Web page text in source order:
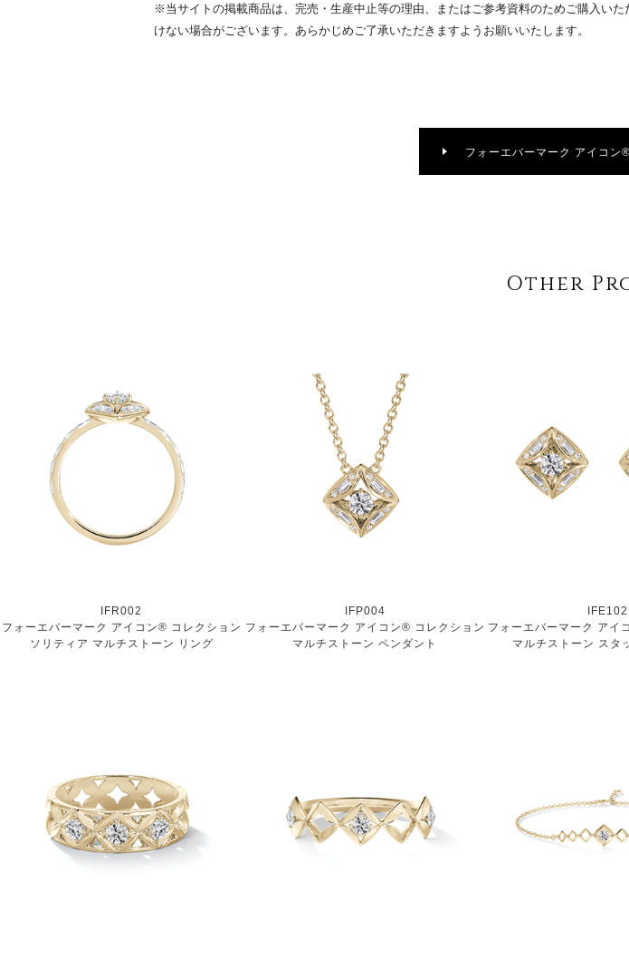
※当サイトの掲載商品は、完売・生産中止等の理由、またはご参考資料のためご購入いた
けない場合がございます。あらかじめご了承いただきますようお願いいたします。
フォーエバーマーク アイコン
Other
IFR002
フォーエバーマーク アイコン® コレクション
ソリティア マルチストーン リング
IFP004
フォーエバーマーク アイコン® コレクション
マルチストーン ペンダント
IFE102
フォーエバーマーク アイ
マルチストーン スタ